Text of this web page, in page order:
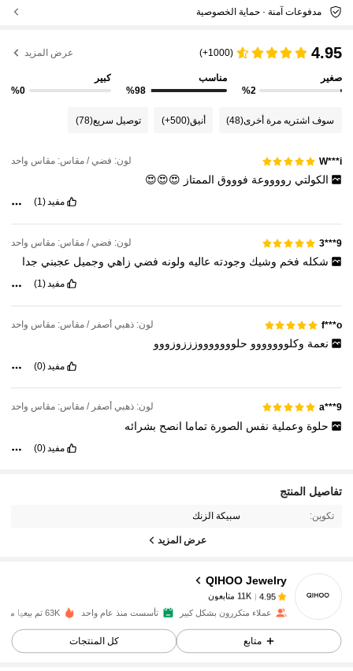
مدفوعات آمنة · حماية الخصوصية
4.95
(1000+) عرض المزيد
صغير
%2
مناسب
%98
كبير
%0
سوف اشتريه مرة أخرى(48) أنيق(500+) توصيل سريع(78)
W***i لون: فضي / مقاس: مقاس واحد
الكولتي رووووعة فوووق الممتاز 😍😍😍
مفيد(1)
9***3 لون: فضي / مقاس: مقاس واحد
شكله فخم وشيك وجودته عاليه ولونه فضي زاهي وجميل عجبني جدا
مفيد(1)
f***o لون: ذهبي أصفر / مقاس: مقاس واحد
نعمة وكلووووووو حلوووووووزززوزووو
مفيد (0)
a***9 لون: ذهبي أصفر / مقاس: مقاس واحد
حلوة وعملية نفس الصورة تماما انصح بشرائه
مفيد (0)
تفاصيل المنتج
تكوين: سبيكة الزنك
عرض المزيد
QIHOO Jewelry
s***3 تم دفعمنذ 1 يوم
4.95 11K متابعون
عملاء متكررون بشكل كبير تأسست منذ عام واحد 63K تم بيعها مؤخرًا
متابع كل المنتجات